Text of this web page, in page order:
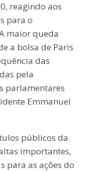
reagindo aos
para o
maior queda
a bolsa de Paris
das
pela
parlamentares
Emmanuel
públicos da
importantes,
para as ações do